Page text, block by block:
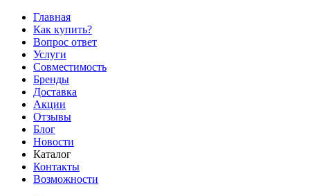
Главная
Как купить?
Вопрос ответ
Услуги
Совместимость
Бренды
Доставка
Акции
Отзывы
Блог
Новости
Каталог
Контакты
Возможности